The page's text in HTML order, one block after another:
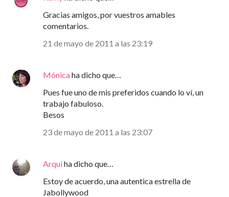
Gracias amigos, por vuestros amables
comentarios.
21 de mayo de 2011 a las 23:19
Mónicaha dicho que…
Pues fue uno de mis preferidos cuando lo ví, un
trabajo fabuloso.
Besos
23 de mayo de 2011 a las 23:07
Arquiha dicho que…
Estoy de acuerdo, una autentica estrella de
Jabollywood